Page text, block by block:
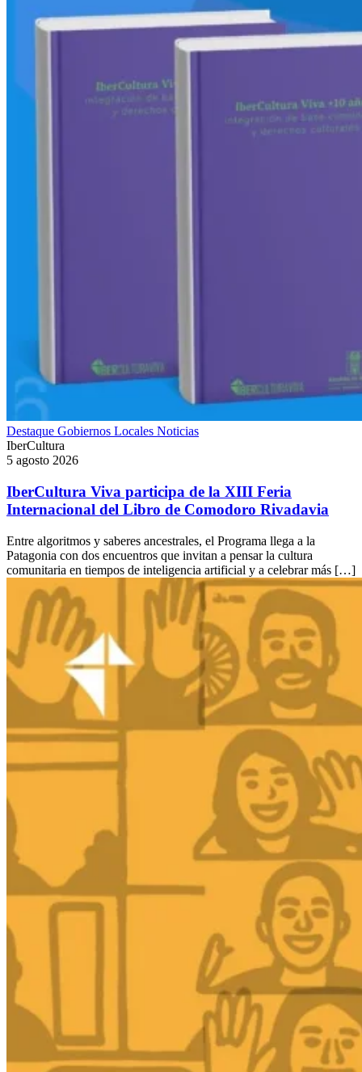
Destaque Gobiernos Locales Noticias
IberCultura
5 agosto 2026
IberCultura Viva participa de la XIII Feria
Internacional del Libro de Comodoro Rivadavia
Entre algoritmos y saberes ancestrales, el Programa llega a la
Patagonia con dos encuentros que invitan a pensar la cultura
comunitaria en tiempos de inteligencia artificial y a celebrar más […]